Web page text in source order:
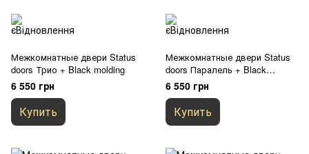
Межкомнатные двери Status
doors Трио + Black molding
6 550 грн
Купить
Межкомнатные двери Status
doors Паралель + Black
molding
6 550 грн
Купить